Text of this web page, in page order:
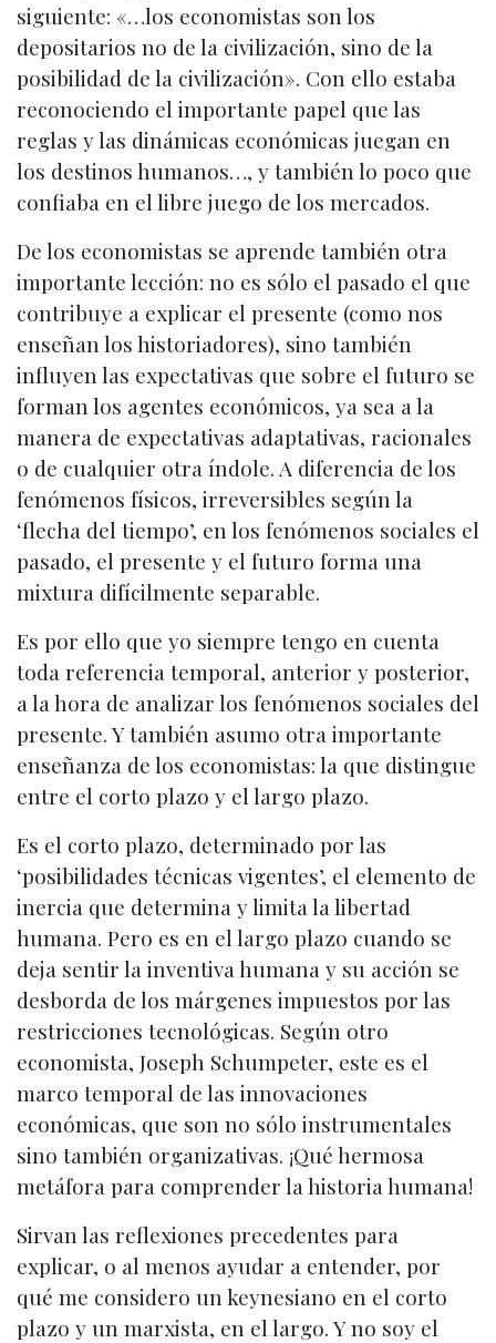
siguiente: «…los economistas son los
depositarios no de la civilización, sino de la
posibilidad de la civilización». Con ello estaba
reconociendo el importante papel que las
reglas y las dinámicas económicas juegan en
los destinos humanos…, y también lo poco que
confiaba en el libre juego de los mercados.
De los economistas se aprende también otra
importante lección: no es sólo el pasado el que
contribuye a explicar el presente (como nos
enseñan los historiadores), sino también
influyen las expectativas que sobre el futuro se
forman los agentes económicos, ya sea a la
manera de expectativas adaptativas, racionales
o de cualquier otra índole. A diferencia de los
fenómenos físicos, irreversibles según la
‘flecha del tiempo’, en los fenómenos sociales el
pasado, el presente y el futuro forma una
mixtura difícilmente separable.
Es por ello que yo siempre tengo en cuenta
toda referencia temporal, anterior y posterior,
a la hora de analizar los fenómenos sociales del
presente. Y también asumo otra importante
enseñanza de los economistas: la que distingue
entre el corto plazo y el largo plazo.
Es el corto plazo, determinado por las
‘posibilidades técnicas vigentes’, el elemento de
inercia que determina y limita la libertad
humana. Pero es en el largo plazo cuando se
deja sentir la inventiva humana y su acción se
desborda de los márgenes impuestos por las
restricciones tecnológicas. Según otro
economista, Joseph Schumpeter, este es el
marco temporal de las innovaciones
económicas, que son no sólo instrumentales
sino también organizativas. ¡Qué hermosa
metáfora para comprender la historia humana!
Sirvan las reflexiones precedentes para
explicar, o al menos ayudar a entender, por
qué me considero un keynesiano en el corto
plazo y un marxista, en el largo. Y no soy el